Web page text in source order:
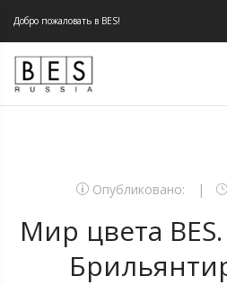
Добро пожаловать в BES!
Опубликовано:
Мир цвета